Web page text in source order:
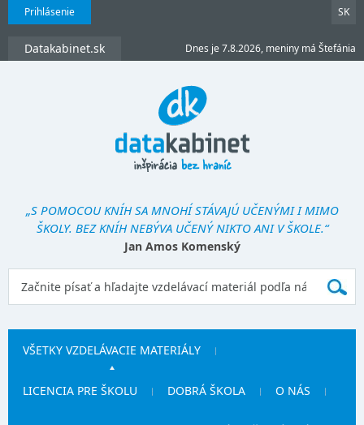
Prihlásenie SK
Datakabinet.sk Dnes je 7.8.2026, meniny má Štefánia
„S POMOCOU KNÍH SA MNOHÍ STÁVAJÚ UČENÝMI I MIMO
ŠKOLY. BEZ KNÍH NEBÝVA UČENÝ NIKTO ANI V ŠKOLE.“
Jan Amos Komenský
VŠETKY VZDELÁVACIE MATERIÁLY
LICENCIA PRE ŠKOLU DOBRÁ ŠKOLA O NÁS